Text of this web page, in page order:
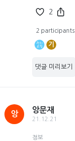
2
2 participants
기
댓글 미리보기
앙
앙문재
21.12.21
정보